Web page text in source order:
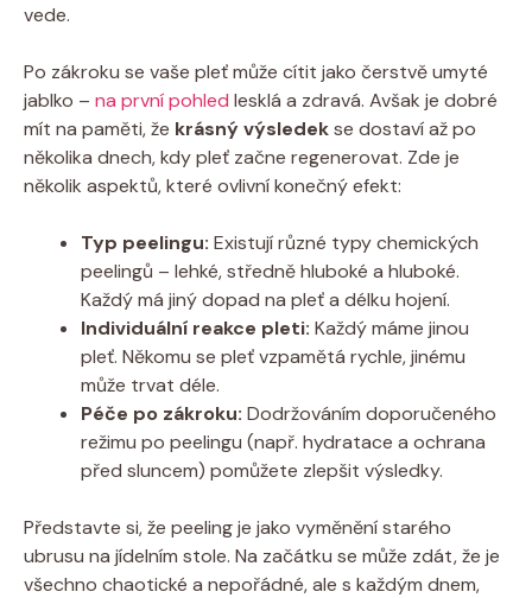
vede.
Po zákroku se vaše pleť může cítit jako čerstvě umyté
jablko – na první pohled lesklá a zdravá. Avšak je dobré
mít na paměti, že krásný výsledekse dostaví až po
několika dnech, kdy pleť začne regenerovat. Zde je
několik aspektů, které ovlivní konečný efekt:
Typ peelingu: Existují různé typy chemických
peelingů – lehké, středně hluboké a hluboké.
Každý má jiný dopad na pleť a délku hojení.
Individuální reakce pleti: Každý máme jinou
pleť. Někomu se pleť vzpamětá rychle, jinému
může trvat déle.
Péče po zákroku: Dodržováním doporučeného
režimu po peelingu (např. hydratace a ochrana
před sluncem) pomůžete zlepšit výsledky.
Představte si, že peeling je jako vyměnění starého
ubrusu na jídelním stole. Na začátku se může zdát, že je
všechno chaotické a nepořádné, ale s každým dnem,